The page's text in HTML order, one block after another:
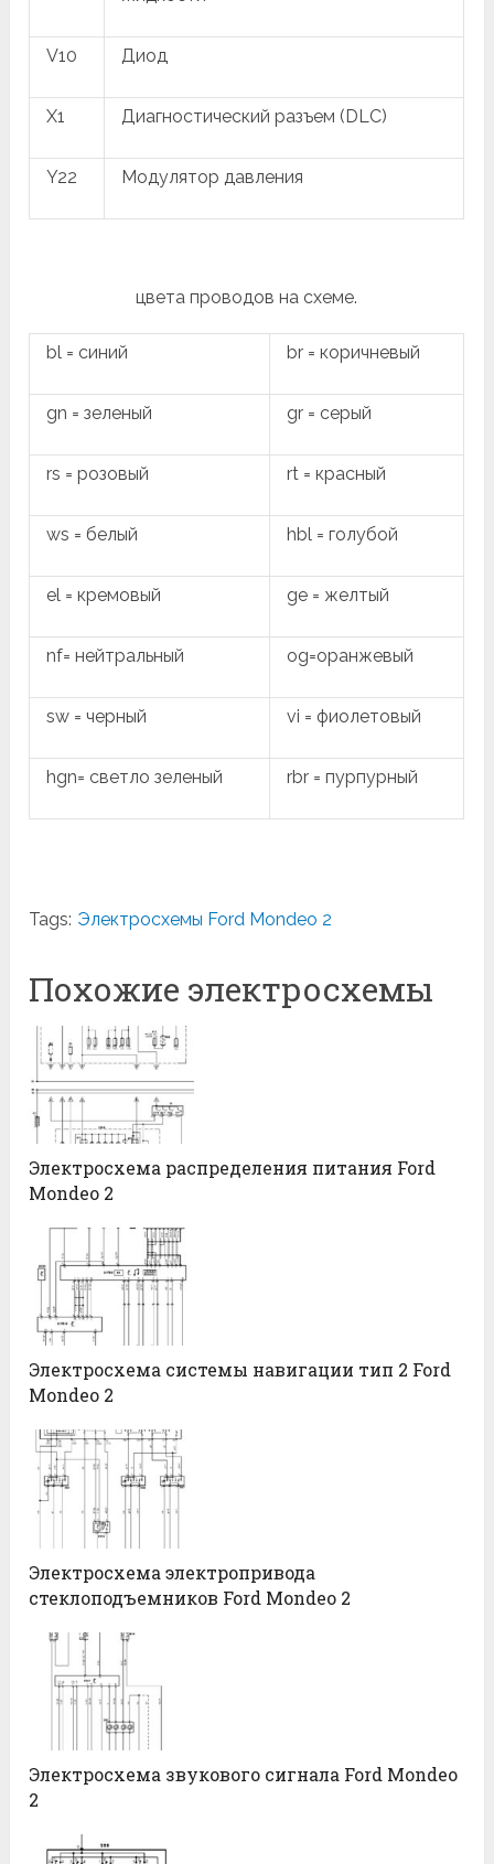
V10 Диод
X1 Диагностический разъем (DLC)
Y22 Модулятор давления
цвета проводов на схеме.
bl = синий br = коричневый
gn = зеленый gr = серый
rs = розовый rt = красный
ws = белый hbl = голубой
el = кремовый ge = желтый
nf= нейтральный og=оранжевый
sw = черный vi = фиолетовый
hgn= светло зеленый rbr = пурпурный
Tags: Электросхемы Ford Mondeo 2
Похожие электросхемы
Электросхема распределения питания Ford
Mondeo 2
Электросхема системы навигации тип 2 Ford
Mondeo 2
Электросхема электропривода
стеклоподъемников Ford Mondeo 2
Электросхема звукового сигнала Ford Mondeo
2